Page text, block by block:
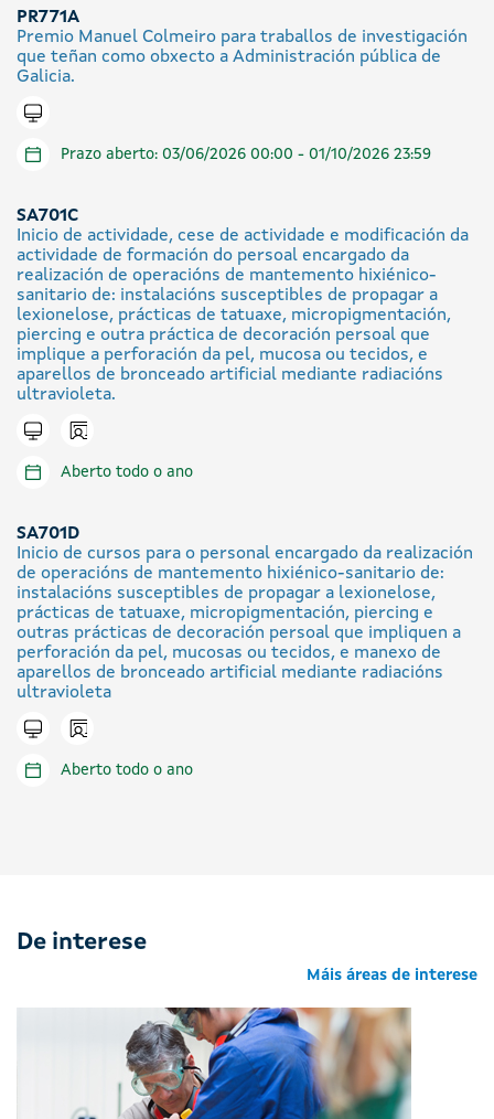
PR771A
Premio Manuel Colmeiro para traballos de investigación
que teñan como obxecto a Administración pública de
Galicia.
Tramitar en liña
Prazo aberto: 03/06/2026 00:00 - 01/10/2026 23:59
SA701C
Inicio de actividade, cese de actividade e modificación da
actividade de formación do persoal encargado da
realización de operacións de mantemento hixiénico-
sanitario de: instalacións susceptibles de propagar a
lexionelose, prácticas de tatuaxe, micropigmentación,
piercing e outra práctica de decoración persoal que
implique a perforación da pel, mucosa ou tecidos, e
aparellos de bronceado artificial mediante radiacións
ultravioleta.
Tramitar en liña
Icono presencial
Aberto todo o ano
SA701D
Inicio de cursos para o personal encargado da realización
de operacións de mantemento hixiénico-sanitario de:
instalacións susceptibles de propagar a lexionelose,
prácticas de tatuaxe, micropigmentación, piercing e
outras prácticas de decoración persoal que impliquen a
perforación da pel, mucosas ou tecidos, e manexo de
aparellos de bronceado artificial mediante radiacións
ultravioleta
Tramitar en liña
Icono presencial
Aberto todo o ano
De interese
Máis áreas de interese